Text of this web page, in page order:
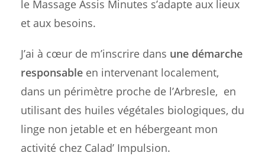
le Massage Assis Minutes s’adapte aux lieux
et aux besoins.
J’ai à cœur de m’inscrire dans une démarche
responsable en intervenant localement,
dans un périmètre proche de l’Arbresle, en
utilisant des huiles végétales biologiques, du
linge non jetable et en hébergeant mon
activité chez Calad’ Impulsion.